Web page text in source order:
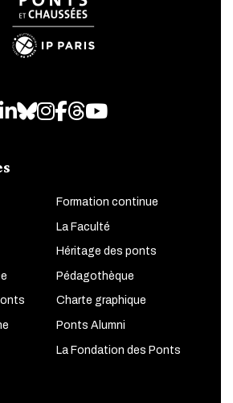
LinkedIn
Bluesky
Instagram
Facebook
Threads
Youtube
Formation continue
La Faculté
Héritage des ponts
Pédagothèque
Charte graphique
Ponts Alumni
La Fondation des Ponts